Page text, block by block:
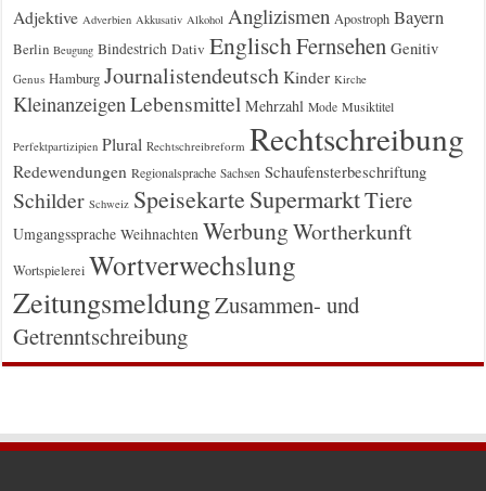
Adjektive Adverbien Akkusativ Alkohol Anglizismen Apostroph Bayern
Berlin Beugung Bindestrich Dativ EnglischFernsehen Genitiv
Genus Hamburg Journalistendeutsch Kinder Kirche
Kleinanzeigen Lebensmittel Mehrzahl Mode Musiktitel
Perfektpartizipien Plural Rechtschreibreform Rechtschreibung
Redewendungen Regionalsprache Sachsen Schaufensterbeschriftung
Schilder Schweiz Speisekarte SupermarktTiere
Umgangssprache Weihnachten WerbungWortherkunft
Wortspielerei Wortverwechslung
ZeitungsmeldungZusammen- und
Getrenntschreibung